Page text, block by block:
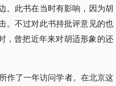
。此书在当时有影响，因为胡
。不过对此书持批评意见的也
，曾把近年来对胡适形象的还
了一年访问学者。在北京这